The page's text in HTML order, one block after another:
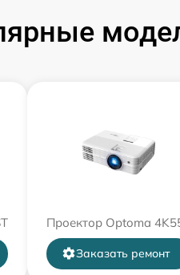
Проектор Optoma
Заказать ремонт